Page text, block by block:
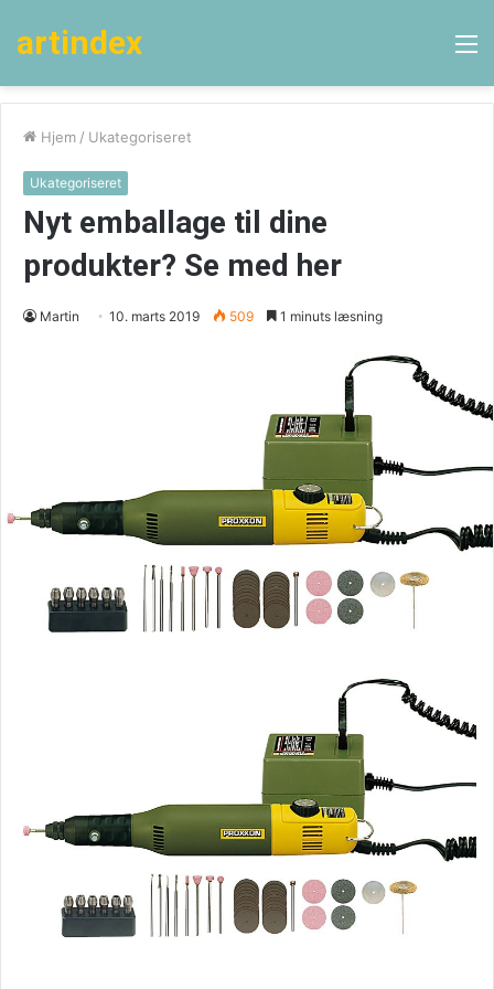
artindex
Hjem / Ukategoriseret
Ukategoriseret
Nyt emballage til dine
produkter? Se med her
Martin 10. marts 2019 509 1 minuts læsning